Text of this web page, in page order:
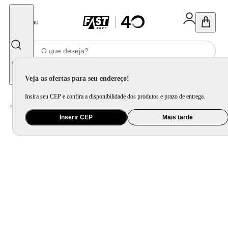
Menu
Veja as ofertas para seu endereço!
Insira seu CEP e confira a disponibilidade dos produtos e prazo de entrega.
Inserir CEP Mais tarde
Home